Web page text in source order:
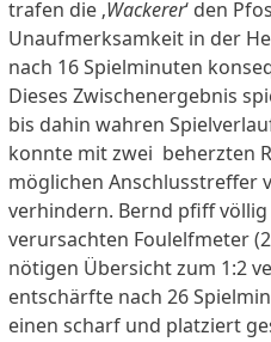
trafen die ‚Wackerer‘ den
Unaufmerksamkeit in der
nach 16 Spielminuten
Dieses Zwischenergebnis
bis dahin wahren
konnte mit zwei beherzten
möglichen Anschlusstreffer
verhindern. Bernd pfiff völlig
verursachten Foulelfmeter
nötigen Übersicht zum 1:2
entschärfte nach 26
einen scharf und platziert